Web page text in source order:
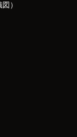
）